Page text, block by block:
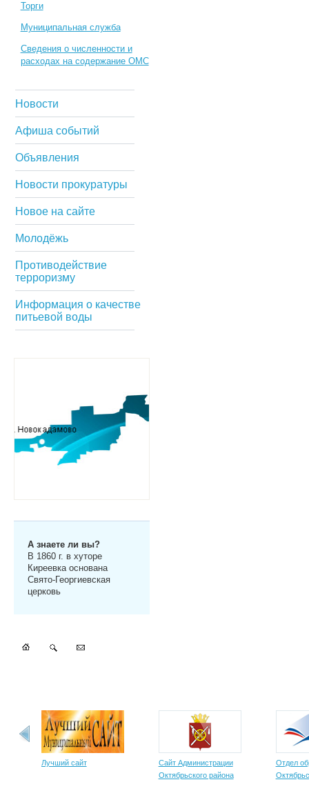
Торги
Муниципальная служба
Сведения о численности и
расходах на содержание ОМС
Новости
Афиша событий
Объявления
Новости прокуратуры
Новое на сайте
Молодёжь
Противодействие
терроризму
Информация о качестве
питьевой воды
А знаете ли вы?
В 1860 г. в хуторе
Киреевка основана
Свято-Георгиевская
церковь
Лучший сайт
Сайт Администрации
Октябрьского района
Отдел